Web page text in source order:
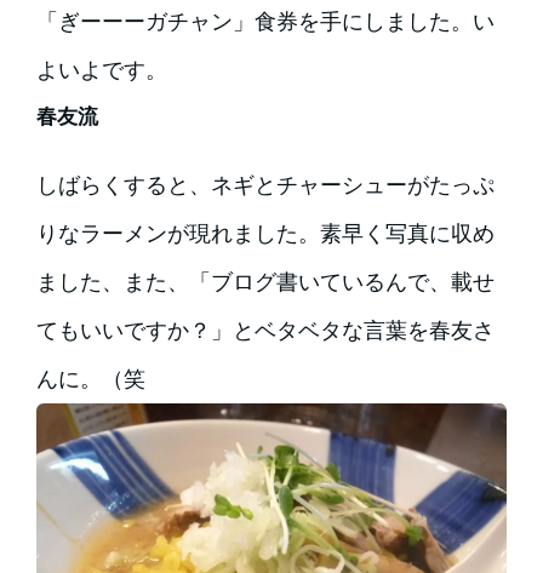
「ぎーーーガチャン」食券を手にしました。い
よいよです。
春友流
しばらくすると、ネギとチャーシューがたっぷ
りなラーメンが現れました。素早く写真に収め
ました、また、「ブログ書いているんで、載せ
てもいいですか？」とベタベタな言葉を春友さ
んに。（笑